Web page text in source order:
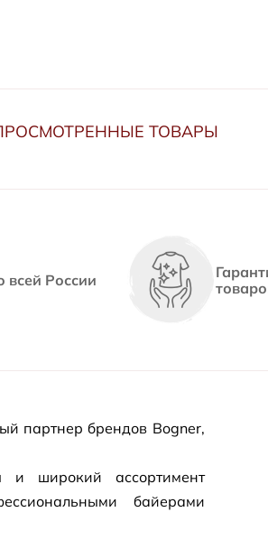
ТОВАРЫ
всей России
партнер брендов Bogner,
и широкий ассортимент
байерами